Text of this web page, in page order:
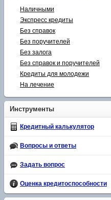
Наличными
Экспресс кредиты
Без справок
Без поручителей
Без залога
Без справок и поручителей
Кредиты для молодежи
На лечение
Инструменты
Кредитный калькулятор
Вопросы и ответы
Задать вопрос
Оценка кредитоспособности